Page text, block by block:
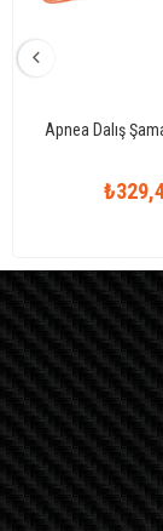
Apnea Dalış